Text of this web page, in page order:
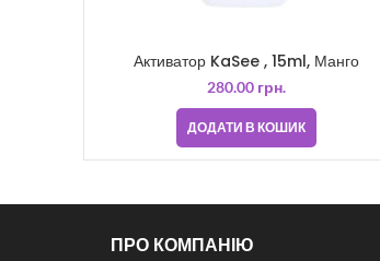
Активатор KaSee , 15ml, Манго
280.00 грн.
ДОДАТИ В КОШИК
ПРО КОМПАНІЮ